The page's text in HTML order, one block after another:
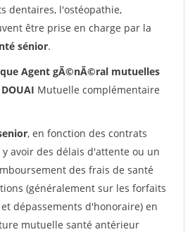
dentaires, l'ostéopathie,
être prise en charge par la
sénior.
Agent gÃ©nÃ©ral mutuelles
Mutuelle complémentaire
, en fonction des contrats
avoir des délais d'attente ou un
des frais de santé
(généralement sur les forfaits
dépassements d'honoraire) en
mutuelle santé antérieur